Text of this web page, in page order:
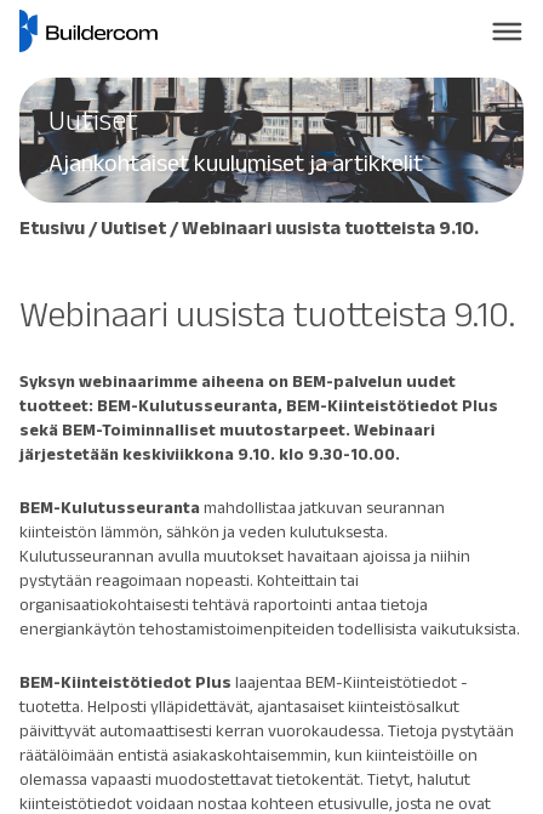
Uutiset
Ajankohtaiset kuulumiset ja artikkelit
Etusivu /Uutiset /Webinaari uusista tuotteista 9.10.
Webinaari uusista tuotteista 9.10.
Syksyn webinaarimme aiheena on BEM-palvelun uudet
tuotteet: BEM-Kulutusseuranta, BEM-Kiinteistötiedot Plus
sekä BEM-Toiminnalliset muutostarpeet. Webinaari
järjestetään keskiviikkona 9.10. klo 9.30-10.00.
BEM-Kulutusseurantamahdollistaa jatkuvan seurannan
kiinteistön lämmön, sähkön ja veden kulutuksesta.
Kulutusseurannan avulla muutokset havaitaan ajoissa ja niihin
pystytään reagoimaan nopeasti. Kohteittain tai
organisaatiokohtaisesti tehtävä raportointi antaa tietoja
energiankäytön tehostamistoimenpiteiden todellisista vaikutuksista.
BEM-Kiinteistötiedot Plus laajentaa BEM-Kiinteistötiedot -
tuotetta. Helposti ylläpidettävät, ajantasaiset kiinteistösalkut
päivittyvät automaattisesti kerran vuorokaudessa. Tietoja pystytään
räätälöimään entistä asiakaskohtaisemmin, kun kiinteistöille on
olemassa vapaasti muodostettavat tietokentät. Tietyt, halutut
kiinteistötiedot voidaan nostaa kohteen etusivulle, josta ne ovat